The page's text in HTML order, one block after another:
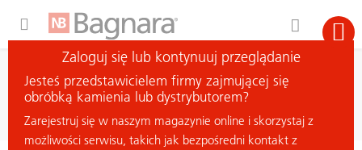
szukaj materiału
Zaloguj się lub kontynuuj przeglądanie
Jesteś przedstawicielem firmy zajmującej się
obróbką kamienia lub dystrybutorem?
Zarejestruj się w naszym magazynie online i skorzystaj z
możliwości serwisu, takich jak bezpośredni kontakt z